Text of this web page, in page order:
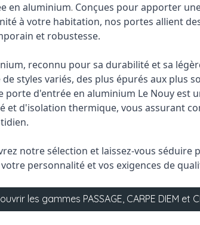
en aluminium. Conçues pour apporter
à votre habitation, nos portes allient
et robustesse.
reconnu pour sa durabilité et sa
styles variés, des plus épurés aux plus
porte d'entrée en aluminium Le Nouy est
et d'isolation thermique, vous assurant
notre sélection et laissez-vous séduire
personnalité et vos exigences de
les gammes PASSAGE, CARPE DIEM et